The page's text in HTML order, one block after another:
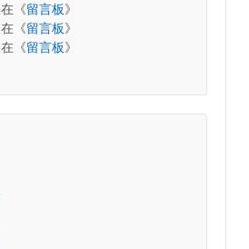
《留言板》
《留言板》
《留言板》